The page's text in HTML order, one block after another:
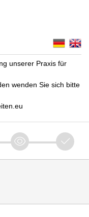
unserer Praxis für
wenden Sie sich bitte